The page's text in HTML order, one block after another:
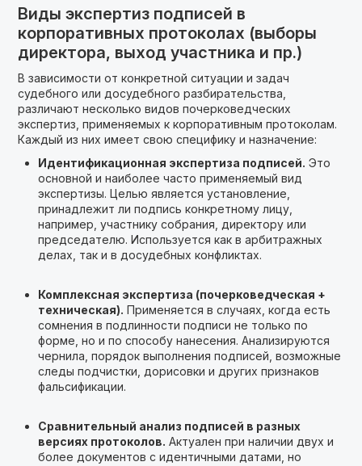
Виды экспертиз подписей в
корпоративных протоколах (выборы
директора, выход участника и пр.)
В зависимости от конкретной ситуации и задач
судебного или досудебного разбирательства,
различают несколько видов почерковедческих
экспертиз, применяемых к корпоративным протоколам.
Каждый из них имеет свою специфику и назначение:
Идентификационная экспертиза подписей. Это
основной и наиболее часто применяемый вид
экспертизы. Целью является установление,
принадлежит ли подпись конкретному лицу,
например, участнику собрания, директору или
председателю. Используется как в арбитражных
делах, так и в досудебных конфликтах.
Комплексная экспертиза (почерковедческая +
техническая). Применяется в случаях, когда есть
сомнения в подлинности подписи не только по
форме, но и по способу нанесения. Анализируются
чернила, порядок выполнения подписей, возможные
следы подчистки, дорисовки и других признаков
фальсификации.
Сравнительный анализ подписей в разных
версиях протоколов. Актуален при наличии двух и
более документов с идентичными датами, но